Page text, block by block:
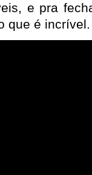
e pra
que é incrível.